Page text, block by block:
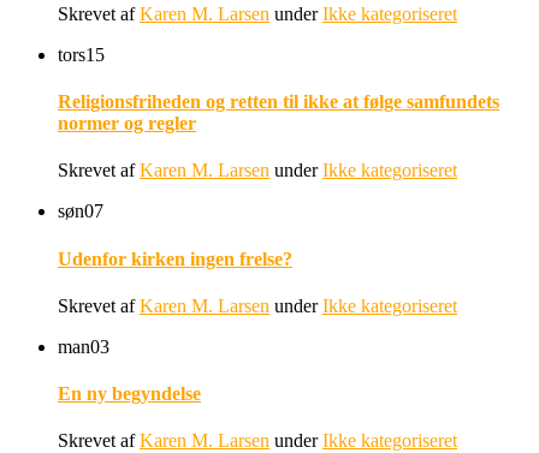
Skrevet afKaren M. Larsen underIkke kategoriseret
tors15
Religionsfriheden og retten til ikke at følge samfundets
normer og regler
Skrevet afKaren M. Larsen underIkke kategoriseret
søn07
Udenfor kirken ingen frelse?
Skrevet afKaren M. Larsen underIkke kategoriseret
man03
En ny begyndelse
Skrevet afKaren M. Larsen underIkke kategoriseret